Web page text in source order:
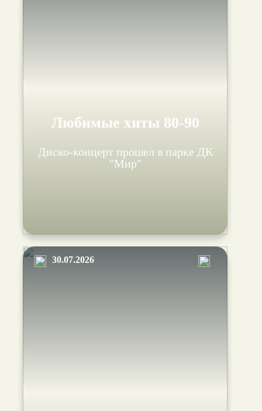
Любимые хиты 80-90
Диско-концерт прошел в парке ДК
"Мир"
30.07.2026